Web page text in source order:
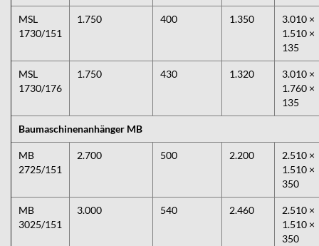
MSL
1730/151
1.750 400 1.350
3.010 ×
1.510 ×
135
MSL
1730/176
1.750 430 1.320
3.010 ×
1.760 ×
135
Baumaschinenanhänger MB
MB
2725/151
2.700 500 2.200
2.510 ×
1.510 ×
350
MB
3025/151
3.000 540 2.460
2.510 ×
1.510 ×
350